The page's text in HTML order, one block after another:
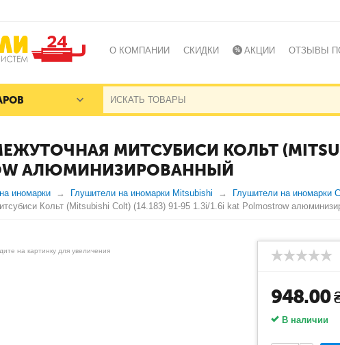
О КОМПАНИИ СКИДКИ АКЦИИ ОТЗЫВЫ
МИТСУБИСИ КОЛЬТ
АЛЮМИНИЗИРОВАННЫЙ
иномарки Глушители на иномарки Mitsubishi Глушители на иномарки
Кольт (Mitsubishi Colt) (14.183) 91-95 1.3i/1.6i kat Polmostrow
на картинку для увеличения
948.00
В наличии